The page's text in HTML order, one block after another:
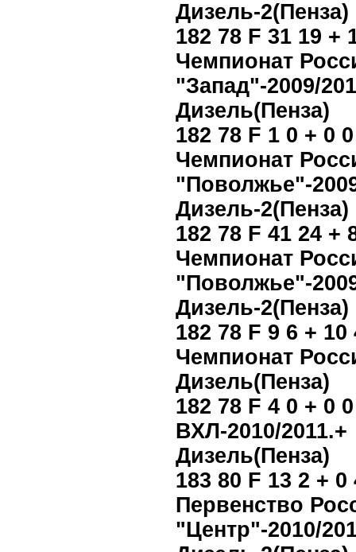
Дизель-2(Пенза)
182 78 F 31 19 +
Чемпионат
"Запад"-2009/
Дизель(Пенза)
182 78 F 1 0 + 0
Чемпионат
"Поволжье"-
Дизель-2(Пенза)
182 78 F 41 24 +
Чемпионат
"Поволжье"-
Дизель-2(Пенза)
182 78 F 9 6 + 10
Чемпионат
Дизель(Пенза)
182 78 F 4 0 + 0
ВХЛ-2010/2011.+
Дизель(Пенза)
183 80 F 13 2 + 0
Первенство
"Центр"-2010/